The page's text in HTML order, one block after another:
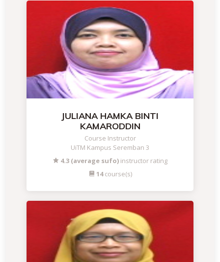
JULIANA HAMKA BINTI
KAMARODDIN
Course Instructor
UiTM Kampus Seremban 3
4.3 (average sufo) instructor rating
14course(s)